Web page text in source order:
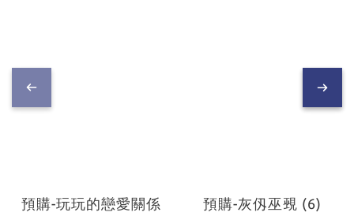
預購-玩玩的戀愛關係
預購-灰仭巫覡 (6)